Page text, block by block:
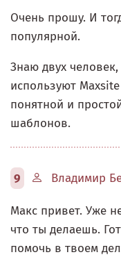
Очень прошу. И
популярной.
Знаю двух
используют
понятной и
шаблонов.
9 Владимир
Макс привет. Уже
что ты делаешь.
помочь в твоем